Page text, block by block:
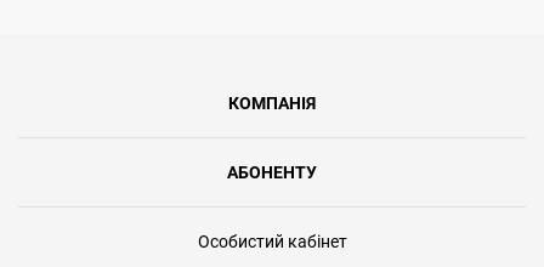
КОМПАНІЯ
АБОНЕНТУ
Особистий кабінет